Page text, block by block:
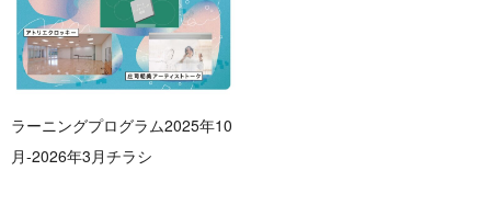
ラーニングプログラム2025年10
月-2026年3月チラシ